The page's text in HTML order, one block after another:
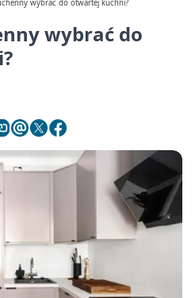
wybrać do otwartej kuchni?
wybrać do